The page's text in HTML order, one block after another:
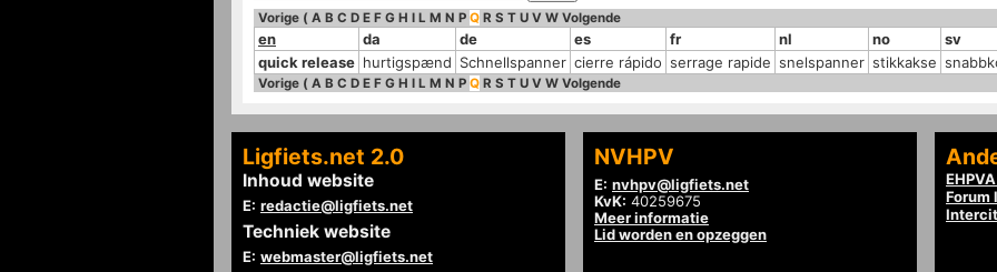
Vorige ( A B C D E F G H I L M N P Q R S T U V W Volgende
en da de es fr nl no
sv
quick release hurtigspænd Schnellspanner cierre rápido serrage rapide snelspanner stikkakse
Vorige ( A B C D E F G H I L M N P Q R S T U V W Volgende
Ligfiets.net 2.0
Inhoud website
E: redactie@ligfiets.net
Techniek website
E: webmaster@ligfiets.net
NVHPV
E: nvhpv@ligfiets.net
KvK: 40259675
Meer informatie
Lid worden en opzeggen
Forum